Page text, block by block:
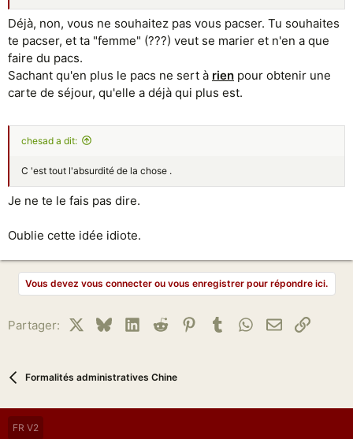
Déjà, non, vous ne souhaitez pas vous pacser. Tu souhaites
te pacser, et ta "femme" (???) veut se marier et n'en a que
faire du pacs.
Sachant qu'en plus le pacs ne sert à rien pour obtenir une
carte de séjour, qu'elle a déjà qui plus est.
chesad a dit:
C 'est tout l'absurdité de la chose .
Je ne te le fais pas dire.
Oublie cette idée idiote.
Vous devez vous connecter ou vous enregistrer pour répondre ici.
Partager: BlueskyLinkedInReddit Pinterest
TumblrWhatsApp
EmailLien
Formalités administratives Chine
FR V2